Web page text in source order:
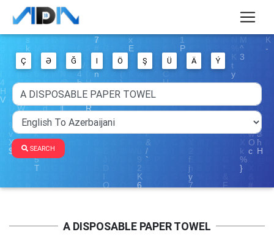
Ç Ə Ğ I Ö Ş Ü Ä Ý
SEARCH
A DISPOSABLE PAPER TOWEL